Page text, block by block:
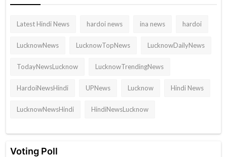
Latest Hindi News hardoi news ina news hardoi
LucknowNews LucknowTopNews LucknowDailyNews
TodayNewsLucknow LucknowTrendingNews
HardoiNewsHindi UPNews Lucknow Hindi News
LucknowNewsHindi HindiNewsLucknow
Voting Poll